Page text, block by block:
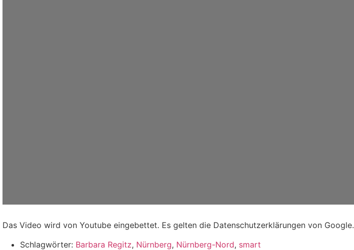
Das Video wird von Youtube eingebettet. Es gelten die Datenschutzerklärungen von Google.
Schlagwörter: Barbara Regitz, Nürnberg, Nürnberg-Nord, smart